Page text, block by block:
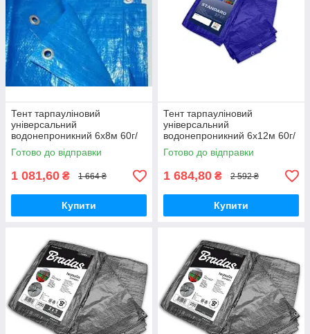
Тент тарпауліновий
універсальний
водонепроникний 6х8м 60г/
м2
Готово до відправки
1 081,60 ₴ 1 664 ₴
Купити
Тент тарпауліновий
універсальний
водонепроникний 6х12м 60г/
м2
Готово до відправки
1 684,80 ₴ 2 592 ₴
Купити